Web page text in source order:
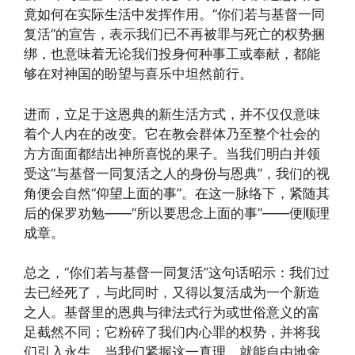
竟如何在实际生活中发挥作用。“你们若与基督一同
复活”的宣告，表示我们已不再被罪与死亡的权势捆
绑，也意味着无论我们投身何种事工或奉献，都能
够在对神国的盼望与喜乐中坦然前行。
进而，立足于这恩典的新生活方式，并不仅仅意味
着个人内在的改变。它在教会群体乃至整个社会的
方方面面都结出神所喜悦的果子。当我们明白并领
受这“与基督一同复活之人的身份与恩典”，我们的视
角便会自然“仰望上面的事”。在这一脉络下，紧随其
后的保罗劝勉——“所以要思念上面的事”——便顺理
成章。
总之，“你们若与基督一同复活”这句话昭示：我们过
去已经死了，与此同时，又得以复活成为一个新造
之人。基督里的恩典与律法式行为或世俗意义的富
足截然不同；它粉碎了我们内心罪的权势，并将我
们引入永生。当我们紧握这一真理，就能自由地舍